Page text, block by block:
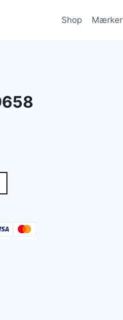
Shop Mærker